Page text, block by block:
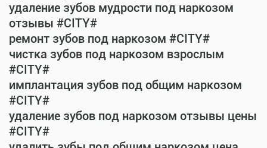
удаление зубов мудрости под наркозом
отзывы #CITY#
ремонт зубов под наркозом #CITY#
чистка зубов под наркозом взрослым
#CITY#
имплантация зубов под общим наркозом
#CITY#
удаление зубов под наркозом отзывы цены
#CITY#